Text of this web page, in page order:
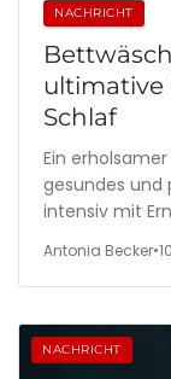
NACHRICHT
ultimative
Schlaf
Ein
gesundes und
intensiv mit
Antonia Becker•
NACHRICHT